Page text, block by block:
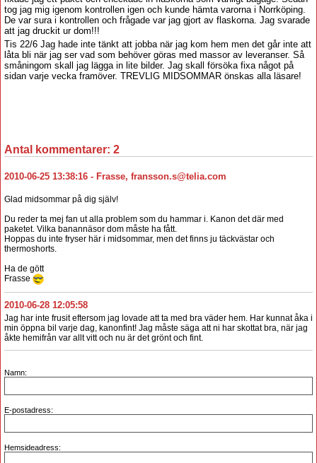
tog jag mig igenom kontrollen igen och kunde hämta varorna i Norrköping.
De var sura i kontrollen och frågade var jag gjort av flaskorna. Jag svarade
att jag druckit ur dom!!!
Tis 22/6 Jag hade inte tänkt att jobba när jag kom hem men det går inte att
låta bli när jag ser vad som behöver göras med massor av leveranser. Så
småningom skall jag lägga in lite bilder. Jag skall försöka fixa något på
sidan varje vecka framöver. TREVLIG MIDSOMMAR önskas alla läsare!
Antal kommentarer: 2
2010-06-25 13:38:16 - Frasse, fransson.s@telia.com
Glad midsommar på dig själv!
Du reder ta mej fan ut alla problem som du hammar i. Kanon det där med
paketet. Vilka banannäsor dom måste ha fått.
Hoppas du inte fryser här i midsommar, men det finns ju täckvästar och
thermoshorts.
Ha de gött
Frasse
2010-06-28 12:05:58
Jag har inte frusit eftersom jag lovade att ta med bra väder hem. Har kunnat åka i
min öppna bil varje dag, kanonfint! Jag måste säga att ni har skottat bra, när jag
åkte hemifrån var allt vitt och nu är det grönt och fint.
Namn:
E-postadress:
Hemsideadress: